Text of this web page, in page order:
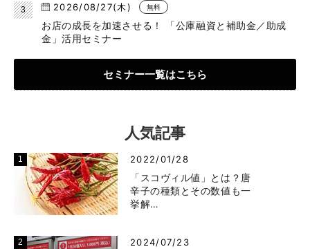
2026/08/27(木) 無料
お店の成長を加速させる！ 「公庫融資と補助金／助成
金」活用セミナー
セミナー一覧はこちら
人気記事
2022/01/28
「スコヴィル値」とは？唐
辛子の種類とその数値も一
挙解…
2024/07/23